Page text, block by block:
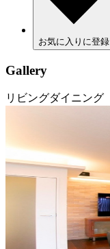
お気に入りに登録
Gallery
リビングダイニング